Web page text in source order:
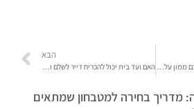
מה צריך לדעת בנוגע להסכם ממון על ירושה עתידית?
הבא
האם ועד בית יכול להכריח דייר לשלם ועד בית?
מדריך בחירה למטבחון שמתאים